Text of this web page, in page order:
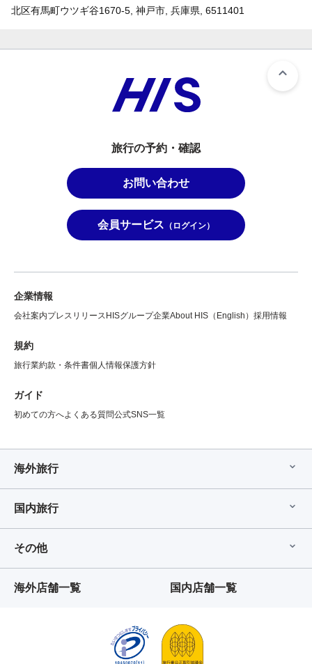
北区有馬町ウツギ谷1670-5, 神戸市, 兵庫県, 6511401
旅行の予約・確認
お問い合わせ
会員サービス （ログイン）
企業情報
会社案内プレスリリース HISグループ企業About HIS（English） 採用情報
規約
旅行業約款・条件書個人情報保護方針
ガイド
初めての方へよくある質問公式SNS一覧
海外旅行
国内旅行
その他
海外店舗一覧 国内店舗一覧